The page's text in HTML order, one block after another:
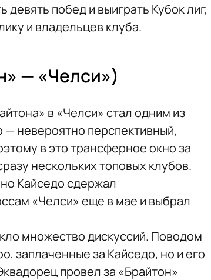
побед и выиграть Кубок лиг,
и владельцев клуба.
— «Челси»)
в «Челси» стал одним из
— невероятно перспективный,
в это трансферное окно за
нескольких топовых клубов.
Кайседо сдержал
«Челси» еще в мае и выбрал
множество дискуссий. Поводом
заплаченные за Кайседо, но и его
провел за «Брайтон»